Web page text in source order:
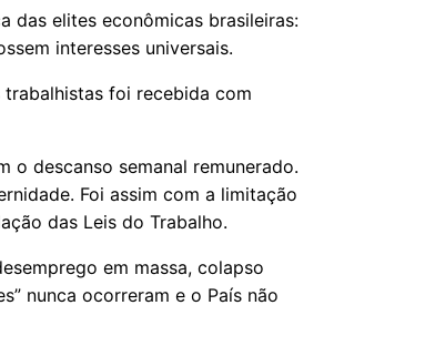
das elites econômicas brasileiras:
interesses universais.
foi recebida com
o descanso semanal remunerado.
Foi assim com a limitação
das Leis do Trabalho.
em massa, colapso
nunca ocorreram e o País não